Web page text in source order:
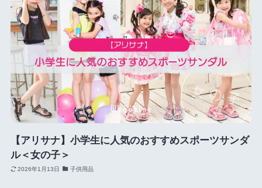
【アリサナ】小学生に人気のおすすめスポーツサンダ
ル＜女の子＞
2026年1月13日 子供用品